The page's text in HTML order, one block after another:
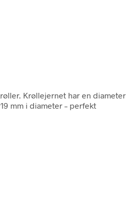
Krøllejernet har en diameter
mm i diameter – perfekt